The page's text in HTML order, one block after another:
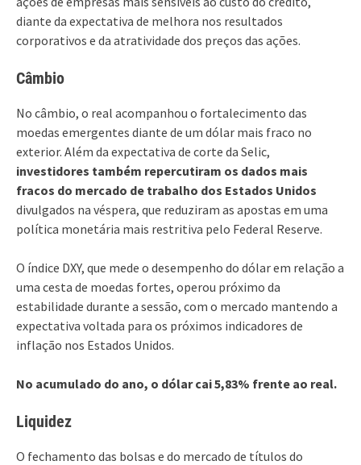
diante da expectativa de melhora nos resultados
corporativos e da atratividade dos preços das ações.
Câmbio
No câmbio, o real acompanhou o fortalecimento das
moedas emergentes diante de um dólar mais fraco no
exterior. Além da expectativa de corte da Selic,
investidores também repercutiram os dados mais
fracos do mercado de trabalho dos Estados Unidos
divulgados na véspera, que reduziram as apostas em uma
política monetária mais restritiva pelo Federal Reserve.
O índice DXY, que mede o desempenho do dólar em relação a
uma cesta de moedas fortes, operou próximo da
estabilidade durante a sessão, com o mercado mantendo a
expectativa voltada para os próximos indicadores de
inflação nos Estados Unidos.
No acumulado do ano, o dólar cai 5,83% frente ao real.
Liquidez
O fechamento das bolsas e do mercado de títulos do